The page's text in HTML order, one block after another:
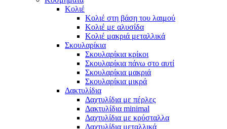
Κολιέ
Κολιέ στη βάση του λαιμού
Κολιέ με αλυσίδα
Κολιέ μακριά μεταλλικά
Σκουλαρίκια
Σκουλαρίκια κρίκοι
Σκουλαρίκια πάνω στο αυτί
Σκουλαρίκια μακριά
Σκουλαρίκια μικρά
Δακτυλίδια
Δαχτυλίδια με πέρλες
Δακτυλίδια minimal
Δαχτυλίδια με κρύσταλλα
Δαχτυλίδια μεταλλικά